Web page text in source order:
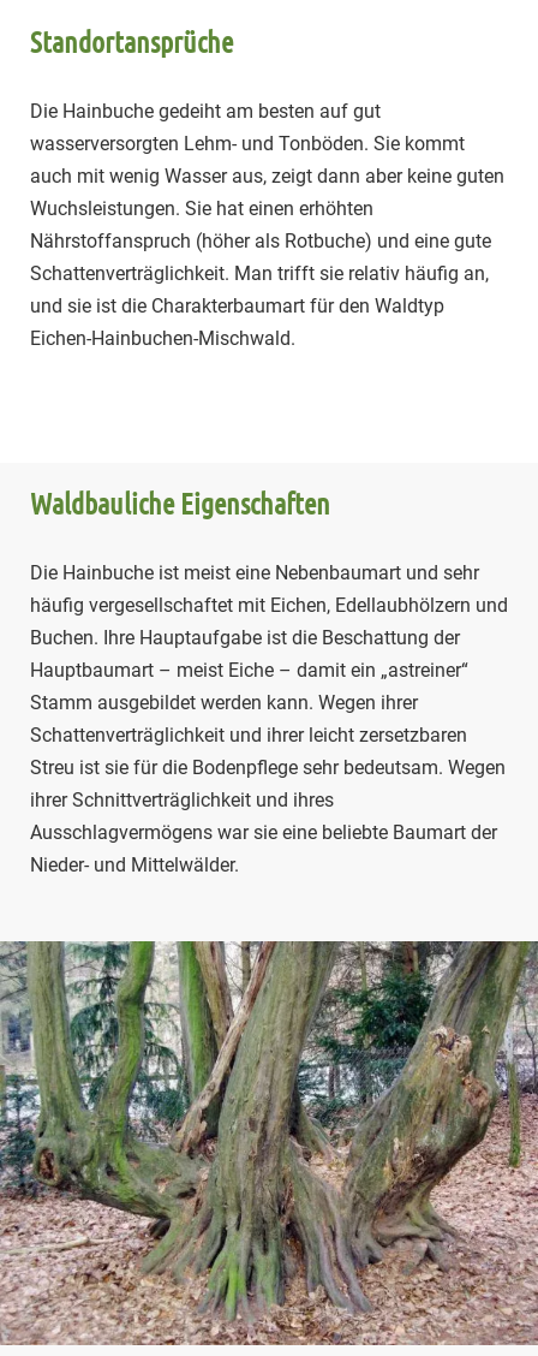
Standortansprüche
Die Hainbuche gedeiht am besten auf gut
wasserversorgten Lehm- und Tonböden. Sie kommt
auch mit wenig Wasser aus, zeigt dann aber keine guten
Wuchsleistungen. Sie hat einen erhöhten
Nährstoffanspruch (höher als Rotbuche) und eine gute
Schattenverträglichkeit. Man trifft sie relativ häufig an,
und sie ist die Charakterbaumart für den Waldtyp
Eichen-Hainbuchen-Mischwald.
Waldbauliche Eigenschaften
Die Hainbuche ist meist eine Nebenbaumart und sehr
häufig vergesellschaftet mit Eichen, Edellaubhölzern und
Buchen. Ihre Hauptaufgabe ist die Beschattung der
Hauptbaumart – meist Eiche – damit ein „astreiner“
Stamm ausgebildet werden kann. Wegen ihrer
Schattenverträglichkeit und ihrer leicht zersetzbaren
Streu ist sie für die Bodenpflege sehr bedeutsam. Wegen
ihrer Schnittverträglichkeit und ihres
Ausschlagvermögens war sie eine beliebte Baumart der
Nieder- und Mittelwälder.